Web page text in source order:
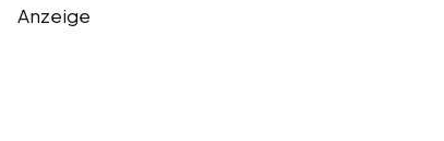
Anzeige